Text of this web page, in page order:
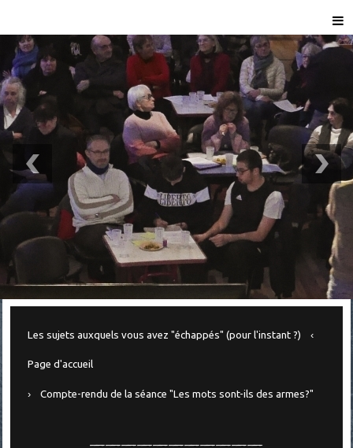
Les sujets auxquels vous avez "échappés" (pour l'instant ?)
Page d'accueil
Compte-rendu de la séance "Les mots sont-ils des armes?"